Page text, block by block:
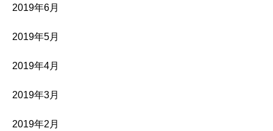
2019年6月
2019年5月
2019年4月
2019年3月
2019年2月